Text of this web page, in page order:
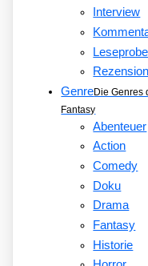
Interview
Leseprobe
Rezension
GenreDie Genres
Fantasy
Abenteuer
Action
Comedy
Doku
Drama
Fantasy
Historie